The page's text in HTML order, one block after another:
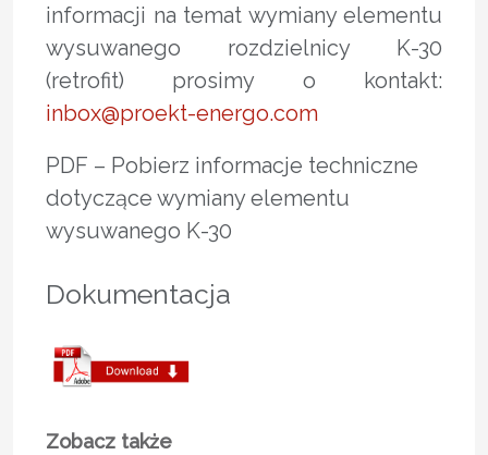
informacji na temat wymiany elementu
wysuwanego rozdzielnicy K-30
(retrofit) prosimy o kontakt:
inbox@proekt-energo.com
PDF – Pobierz informacje techniczne
dotyczące wymiany elementu
wysuwanego K-30
Dokumentacja
Zobacz także